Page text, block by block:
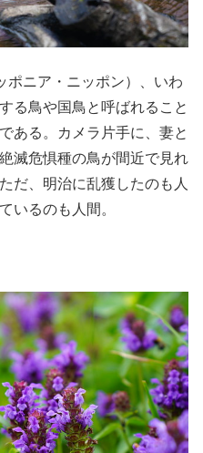
ポニア・ニッポン）、いわ
る鳥や国鳥と呼ばれること
ある。カメラ片手に、妻と
滅危惧種の鳥が間近で見れ
だ、明治に乱獲したのも人
いるのも人間。